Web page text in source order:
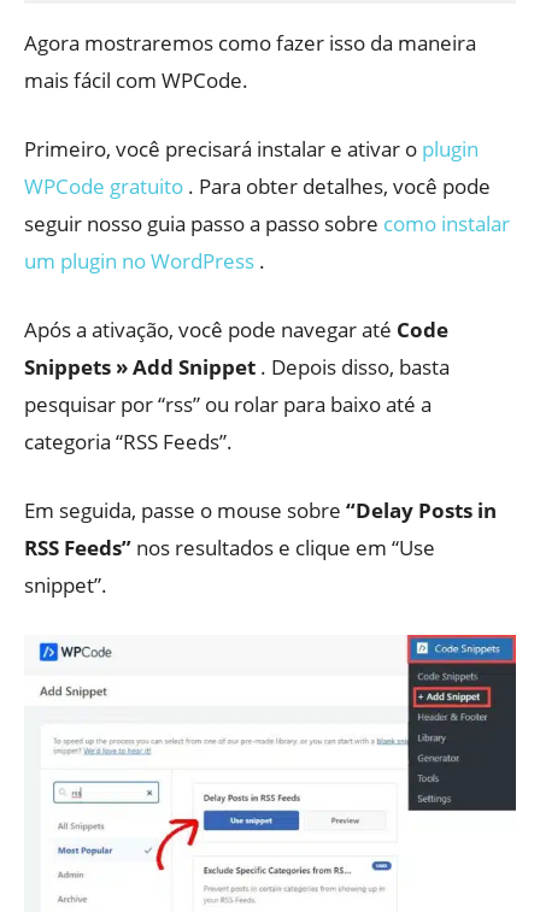
Agora mostraremos como fazer isso da maneira
mais fácil com WPCode.
Primeiro, você precisará instalar e ativar o plugin
WPCode gratuito . Para obter detalhes, você pode
seguir nosso guia passo a passo sobre como instalar
um plugin no WordPress .
Após a ativação, você pode navegar até Code
Snippets » Add Snippet . Depois disso, basta
pesquisar por “rss” ou rolar para baixo até a
categoria “RSS Feeds”.
Em seguida, passe o mouse sobre “Delay Posts in
RSS Feeds” nos resultados e clique em “Use
snippet”.